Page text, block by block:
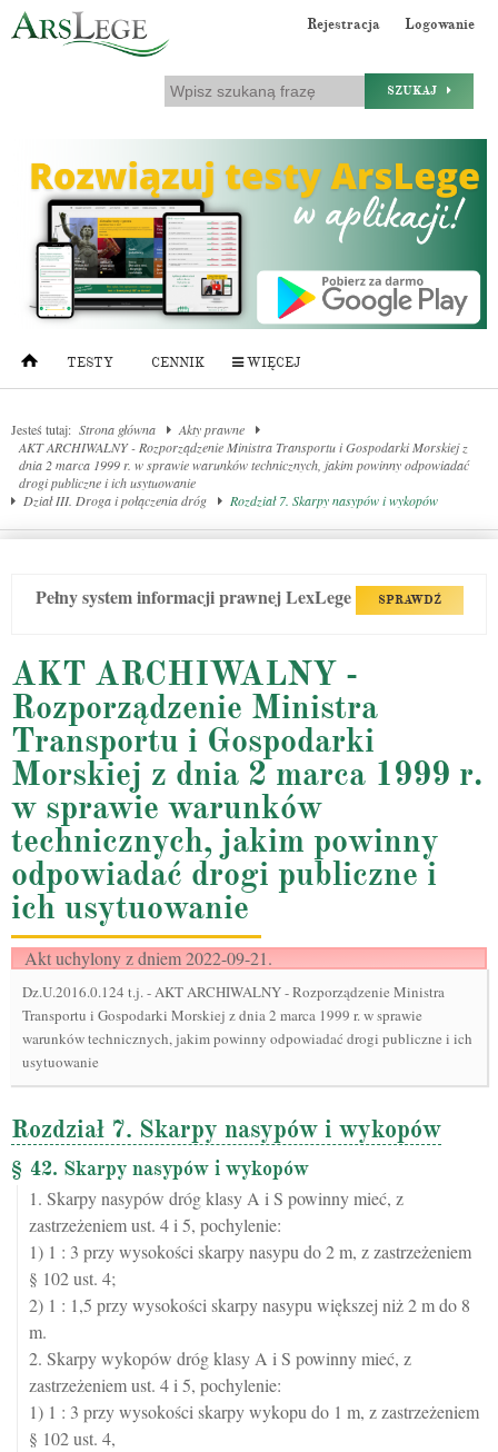
Rejestracja Logowanie
SZUKAJ
TESTY CENNIK WIĘCEJ
Jesteś tutaj: Strona główna
Akty prawne
AKT ARCHIWALNY - Rozporządzenie Ministra Transportu i Gospodarki Morskiej z
dnia 2 marca 1999 r. w sprawie warunków technicznych, jakim powinny odpowiadać
drogi publiczne i ich usytuowanie
Dział III. Droga i połączenia dróg
Rozdział 7. Skarpy nasypów i wykopów
Pełny system informacji prawnej LexLege SPRAWDŹ
AKT ARCHIWALNY -
Rozporządzenie Ministra
Transportu i Gospodarki
Morskiej z dnia 2 marca 1999 r.
w sprawie warunków
technicznych, jakim powinny
odpowiadać drogi publiczne i
ich usytuowanie
Akt uchylony z dniem 2022-09-21.
Dz.U.2016.0.124 t.j.-AKT ARCHIWALNY - Rozporządzenie Ministra
Transportu i Gospodarki Morskiej z dnia 2 marca 1999 r. w sprawie
warunków technicznych, jakim powinny odpowiadać drogi publiczne i ich
usytuowanie
Rozdział 7. Skarpy nasypów i wykopów
§ 42. Skarpy nasypów i wykopów
1. Skarpy nasypów dróg klasy A i S powinny mieć, z
zastrzeżeniem ust. 4 i 5, pochylenie:
1) 1 : 3 przy wysokości skarpy nasypu do 2 m, z zastrzeżeniem
§ 102 ust. 4;
2) 1 : 1,5 przy wysokości skarpy nasypu większej niż 2 m do 8
m.
2. Skarpy wykopów dróg klasy A i S powinny mieć, z
zastrzeżeniem ust. 4 i 5, pochylenie:
1) 1 : 3 przy wysokości skarpy wykopu do 1 m, z zastrzeżeniem
§ 102 ust. 4,